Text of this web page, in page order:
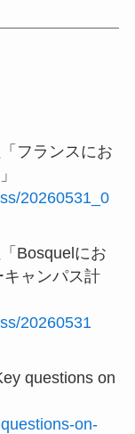
フランスにお
20260531_0
Bosquelにお
ャンパス計
20260531
questions on
on-